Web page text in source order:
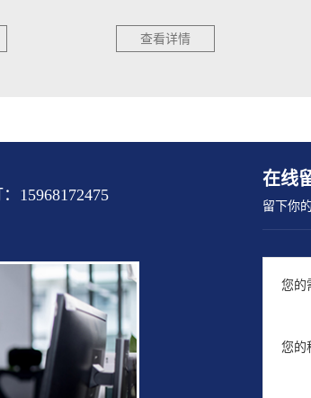
查看详情
15968172475
在线
留下你
您的
您的